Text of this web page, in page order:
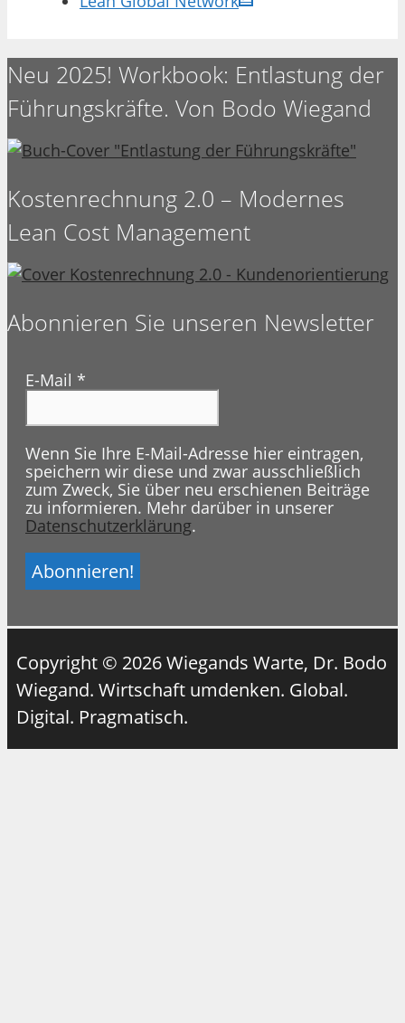
Neu 2025! Workbook: Entlastung der
Führungskräfte. Von Bodo Wiegand
Kostenrechnung 2.0 – Modernes
Lean Cost Management
Abonnieren Sie unseren Newsletter
E-Mail *
Wenn Sie Ihre E-Mail-Adresse hier eintragen,
speichern wir diese und zwar ausschließlich
zum Zweck, Sie über neu erschienen Beiträge
zu informieren. Mehr darüber in unserer
Datenschutzerklärung.
Copyright © 2026 Wiegands Warte, Dr. Bodo
Wiegand. Wirtschaft umdenken. Global.
Digital. Pragmatisch.